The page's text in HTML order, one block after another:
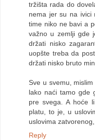
tržišta rada do
nema jer su na ivici
time niko ne bavi a
važno u zemlji gde
držati nisko
uopšte treba da
držati nisko bruto
Sve u svemu,
lako naći tamo gde
pre svega. A hoće
platu, to je, u
uslovima
Reply